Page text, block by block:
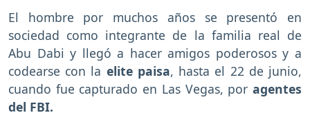
El hombre por muchos años se presentó en
sociedad como integrante de la familia real de
Abu Dabi y llegó a hacer amigos poderosos y a
codearse con la elite paisa, hasta el 22 de junio,
cuando fue capturado en Las Vegas, por agentes
del FBI.